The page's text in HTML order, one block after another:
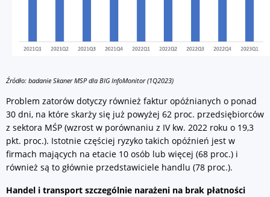
Źródło: badanie Skaner MSP dla BIG InfoMonitor (1Q2023)
Problem zatorów dotyczy również faktur opóźnianych o ponad
30 dni, na które skarży się już powyżej 62 proc. przedsiębiorców
z sektora MŚP (wzrost w porównaniu z IV kw. 2022 roku o 19,3
pkt. proc.). Istotnie częściej ryzyko takich opóźnień jest w
firmach mających na etacie 10 osób lub więcej (68 proc.) i
również są to głównie przedstawiciele handlu (78 proc.).
Handel i transport szczególnie narażeni na brak płatności